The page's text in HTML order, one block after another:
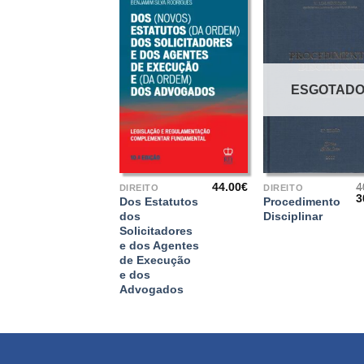
+
DIREITO
Dos Estatutos
dos
Solicitadores
e dos Agentes
de Execução
e dos
Advogados
44.00€
ESGOTADO
DIREITO
Procedimento
Disciplinar
O